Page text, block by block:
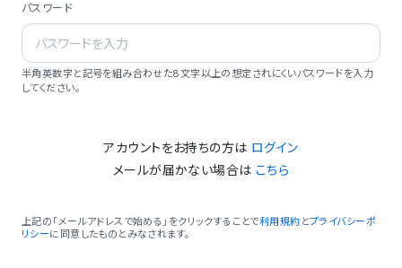
パスワード
半角英数字と記号を組み合わせた8文字以上の想定されにくいパスワードを入力
してください。
アカウントをお持ちの方は ログイン
メールが届かない場合は こちら
上記の「メールアドレスで始める」をクリックすることで利用規約 とプライバシーポ
リシーに同意したものとみなされます。